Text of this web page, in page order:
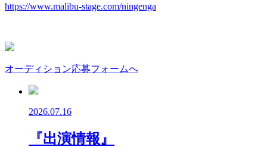
https://www.malibu-stage.com/ningenga
オーディション応募フォームへ
2026.07.16
『出演情報』